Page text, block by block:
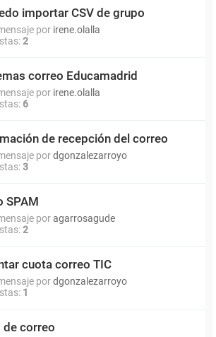
importar CSV de grupo
por irene.olalla
2
correo Educamadrid
por irene.olalla
6
de recepción del correo
pordgonzalezarroyo
3
SPAM
poragarrosagude
2
cuota correo TIC
pordgonzalezarroyo
1
de correo